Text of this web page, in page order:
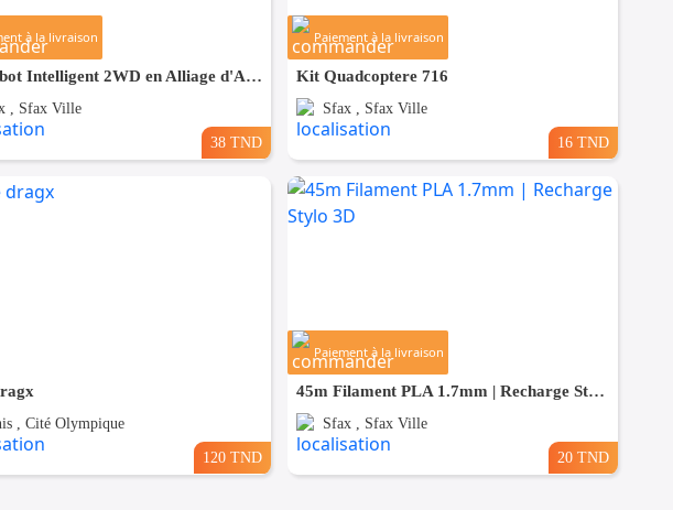
à la livraison
Kit Robot Intelligent 2WD en Alliage d'Aluminium
, Sfax Ville
38 TND
Paiement à la livraison
Kit Quadcoptere 716
Sfax , Sfax Ville
16 TND
, Cité Olympique
120 TND
Paiement à la livraison
45m Filament PLA 1.7mm | Recharge Stylo 3D
Sfax , Sfax Ville
20 TND